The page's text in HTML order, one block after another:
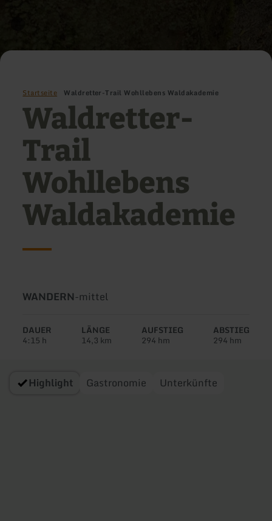
Startseite Waldretter-Trail Wohllebens Waldakademie
Waldretter-
Trail
Wohllebens
Waldakademie
Art
Tour:
WANDERN-Schwierigkeit:
mittel
DAUER
4:15 h
LÄNGE
14,3 km
AUFSTIEG
294 hm
ABSTIEG
294 hm
Highlight Gastronomie Unterkünfte